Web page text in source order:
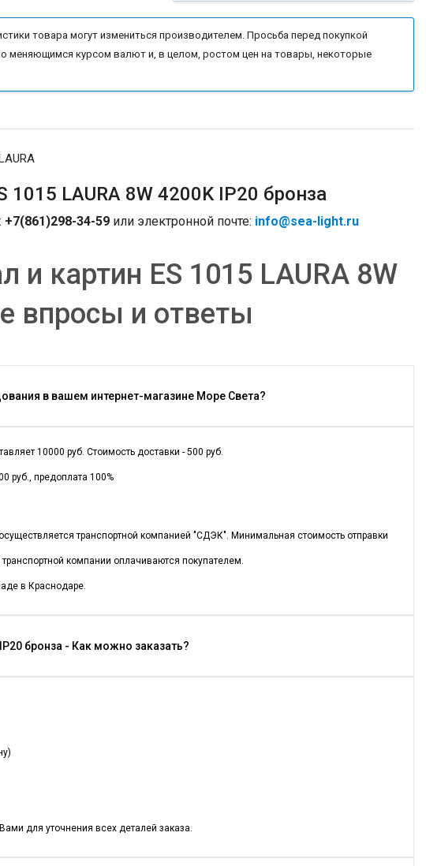
товара могут измениться производителем. Просьба перед покупкой
меняющимся курсом валют и, в целом, ростом цен на товары, некоторые
1015 LAURA 8W 4200K IP20 бронза
+7(861)298-34-59 или электронной почте: info@sea-light.ru
и картин ES 1015 LAURA 8W
впросы и ответы
в вашем интернет-магазине Море Света?
10000 руб. Стоимость доставки - 500 руб.
руб., предоплата 100%
транспортной компанией "СДЭК". Минимальная стоимость отправки
компании оплачиваются покупателем.
в Краснодаре.
бронза - Как можно заказать?
для уточнения всех деталей заказа.